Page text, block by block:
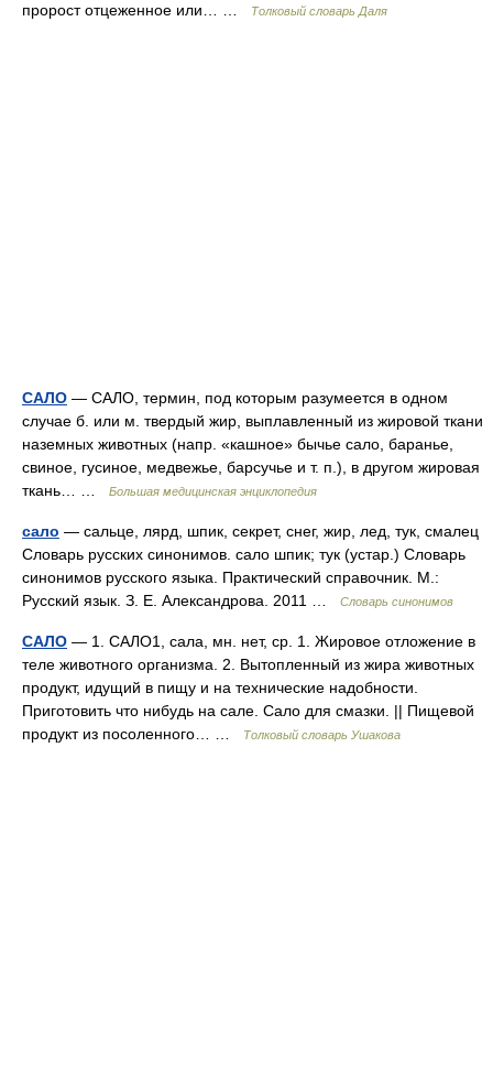
пророст отцеженное или… …
Толковый словарь Даля
САЛО — САЛО, термин, под которым разумеется в одном
случае б. или м. твердый жир, выплавленный из жировой ткани
наземных животных (напр. «кашное» бычье сало, баранье,
свиное, гусиное, медвежье, барсучье и т. п.), в другом жировая
ткань… …
Большая медицинская энциклопедия
сало — сальце, лярд, шпик, секрет, снег, жир, лед, тук, смалец
Словарь русских синонимов. сало шпик; тук (устар.) Словарь
синонимов русского языка. Практический справочник. М.:
Русский язык. З. Е. Александрова. 2011 …
Словарь синонимов
САЛО — 1. САЛО1, сала, мн. нет, ср. 1. Жировое отложение в
теле животного организма. 2. Вытопленный из жира животных
продукт, идущий в пищу и на технические надобности.
Приготовить что нибудь на сале. Сало для смазки. || Пищевой
продукт из посоленного… …
Толковый словарь Ушакова